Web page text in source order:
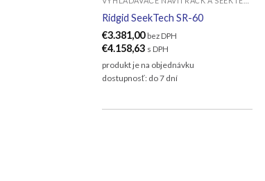
Ridgid SeekTech SR-60
€3.381,00 bez DPH
€4.158,63 s DPH
produkt je na objednávku
dostupnosť: do 7 dní